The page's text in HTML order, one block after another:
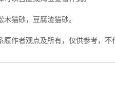
猫砂，豆腐渣猫砂。
作者观点及所有，仅供参考，